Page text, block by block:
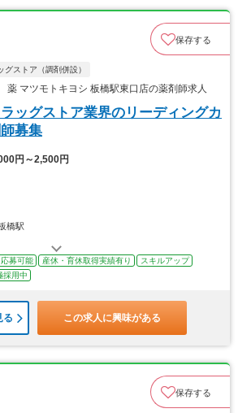
保存する
グストア（調剤併設）
マツモトキヨシ 板橋駅東口店の薬剤師求人
ラッグストア業界のリーディングカ
募集
円～2,500円
橋駅
募可能 産休・育休取得実績有り
スキルアップ
採用中
る この求人に興味がある
保存する